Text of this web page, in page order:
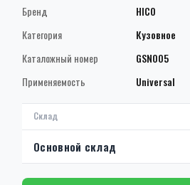
Бренд HICO
Категория
Кузовное
Каталожный номер
GSN005
Применяемость
Universal
Склад
Основной склад